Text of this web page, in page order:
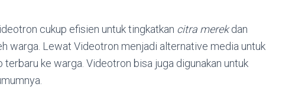
cukup efisien untuk tingkatkan citra merekdan
warga. Lewat Videotron menjadi alternative media untuk
ke warga. Videotron bisa juga digunakan untuk